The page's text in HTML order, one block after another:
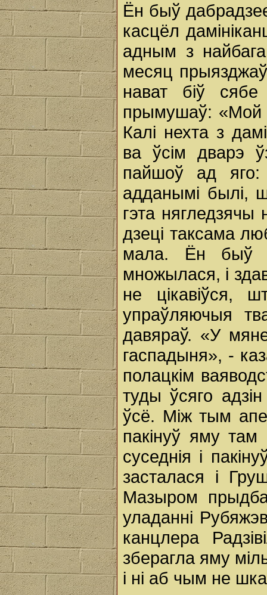
Ён быў
касцёл
адным з
месяц прыязджаў
нават біў
прымушаў: «Мой
Калі нехта з
ва ўсім дварэ
пайшоў ад яго:
адданымі былі,
гэта
дзеці таксама
мала. Ён быў
множылася, i
не цікавіўся,
упраўляючыя
давяраў. «У
гаспадыня», -
полацкім
туды ўсяго
ўсё. Між тым
пакінуў яму
суседнія i
засталася i
Мазыром
уладанні
канцлера
зберагла яму
i ні аб чым не